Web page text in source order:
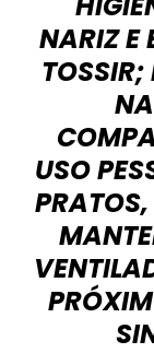
NARIZ E
USO